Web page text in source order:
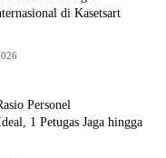
di Kasetsart
Personel
1 Petugas Jaga hingga